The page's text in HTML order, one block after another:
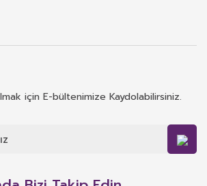
için E-bültenimize Kaydolabilirsiniz.